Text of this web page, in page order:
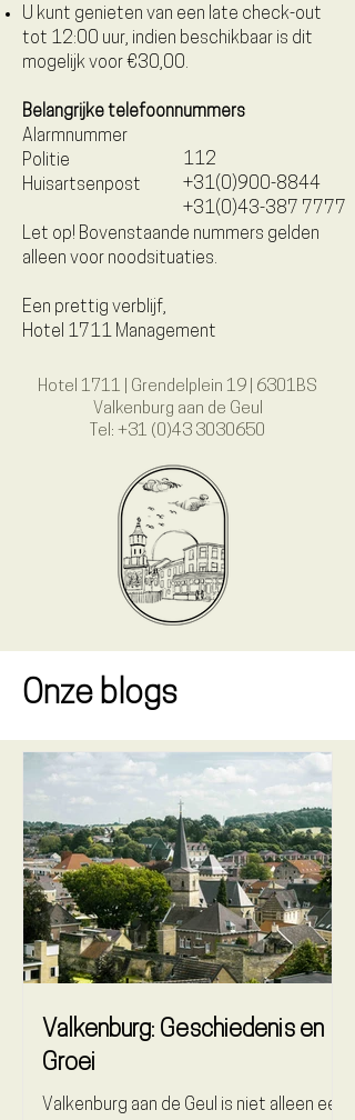
U kunt genieten van een late check-out
tot 12:00 uur, indien beschikbaar is dit
mogelijk voor €30,00.
Belangrijke telefoonnummers
Alarmnummer
Politie
Huisartsenpost
Let op! Bovenstaande nummers gelden
alleen voor noodsituaties.
Een prettig verblijf,
Hotel 1711 Management
112
+31(0)900-8844
+31(0)43-387 7777
Hotel 1711 | Grendelplein 19 | 6301BS
Valkenburg aan de Geul
Tel: +31 (0)43 3030650
Onze blogs
Valkenburg: Geschiedenis en
Groei
Valkenburg aan de Geul is niet alleen een